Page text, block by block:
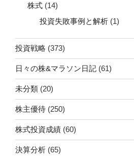
株式 (14)
投資失敗事例と解析 (1)
投資戦略 (373)
日々の株&マラソン日記 (61)
未分類 (20)
株主優待 (250)
株式投資成績 (60)
決算分析 (65)